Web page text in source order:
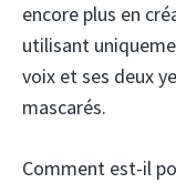
encore plus en
utilisant
voix et ses deux
mascarés.
Comment est-il